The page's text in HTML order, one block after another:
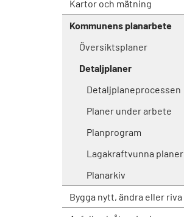
Kartor och mätning
Kommunens planarbete
Översiktsplaner
Detaljplaner
Detaljplaneprocessen
Planer under arbete
Planprogram
Lagakraftvunna planer
Planarkiv
Bygga nytt, ändra eller riva